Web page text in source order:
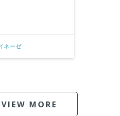
ネーゼ
VIEW MORE